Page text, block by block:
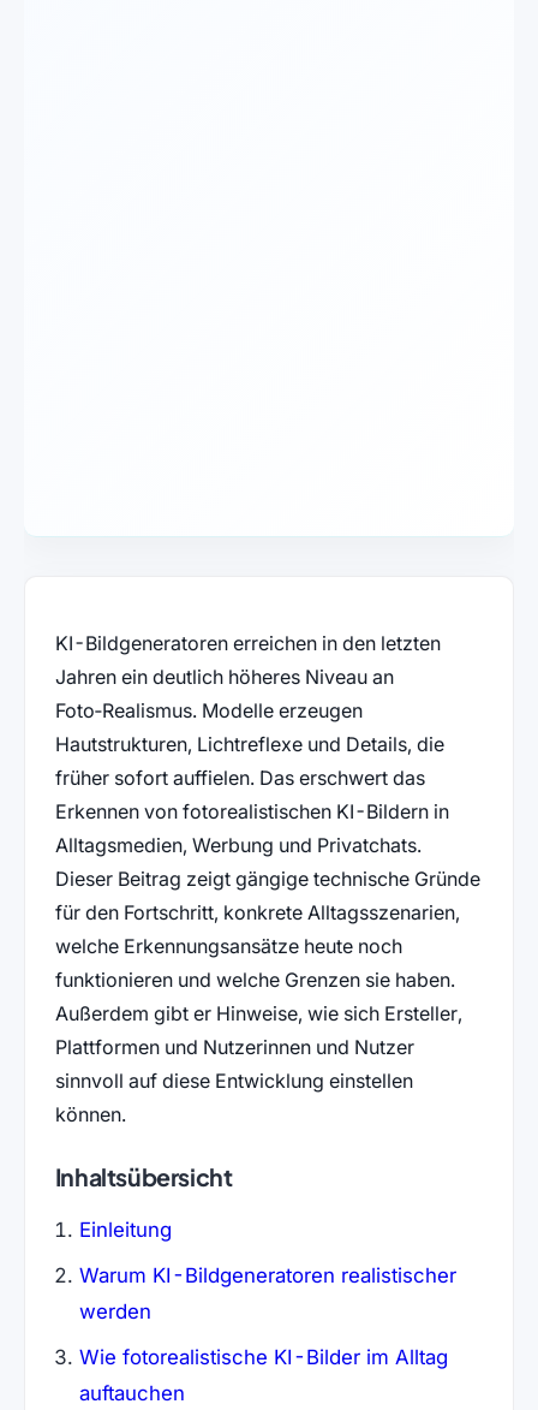
KI-Bildgeneratoren erreichen in den letzten
Jahren ein deutlich höheres Niveau an
Foto‑Realismus. Modelle erzeugen
Hautstrukturen, Lichtreflexe und Details, die
früher sofort auffielen. Das erschwert das
Erkennen von fotorealistischen KI-Bildern in
Alltagsmedien, Werbung und Privatchats.
Dieser Beitrag zeigt gängige technische Gründe
für den Fortschritt, konkrete Alltagsszenarien,
welche Erkennungsansätze heute noch
funktionieren und welche Grenzen sie haben.
Außerdem gibt er Hinweise, wie sich Ersteller,
Plattformen und Nutzerinnen und Nutzer
sinnvoll auf diese Entwicklung einstellen
können.
Inhaltsübersicht
Einleitung
Warum KI-Bildgeneratoren realistischer
werden
Wie fotorealistische KI-Bilder im Alltag
auftauchen